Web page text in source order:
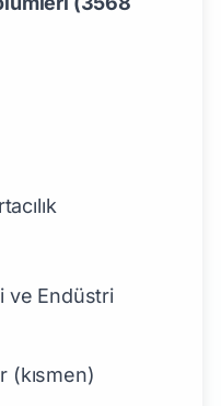
ve Endüstri
(kısmen)